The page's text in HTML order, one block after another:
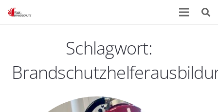
Schlagwort: